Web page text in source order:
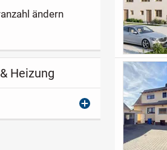
ändern
Heizung